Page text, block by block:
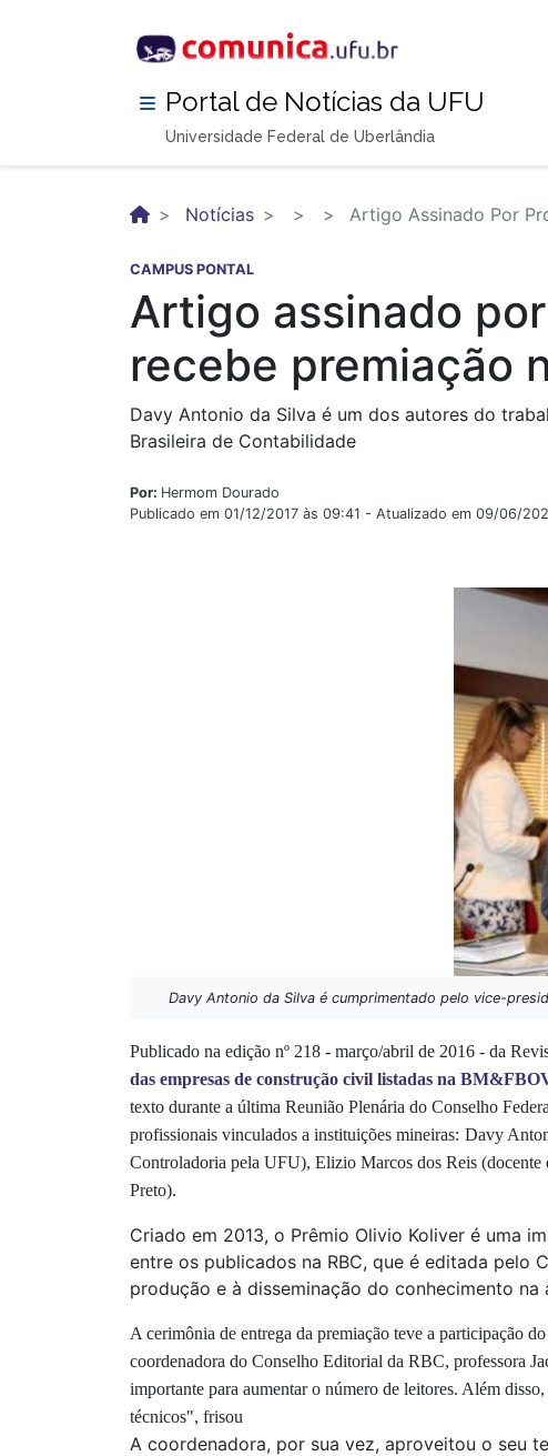
Portal de Notícias da UFU
Universidade Federal de Uberlândia
Notícias Artigo Assinado Por
CAMPUS PONTAL
Artigo assinado
recebe premiação
Davy Antonio da Silva é um dos autores do
Brasileira de Contabilidade
Por: Hermom Dourado
Publicado em 01/12/2017 às 09:41 - Atualizado em 09/06/
Davy Antonio da Silva é cumprimentado pelo vice-
Publicado na edição nº 218 - março/abril de 2016 - da
das empresas de construção civil listadas na
texto durante a última Reunião Plenária do Conselho
profissionais vinculados a instituições mineiras: Davy
Controladoria pela UFU), Elizio Marcos dos Reis (docente
Preto).
Criado em 2013, o Prêmio Olivio Koliver é uma
entre os publicados na RBC, que é editada pelo
produção e à disseminação do conhecimento na
A cerimônia de entrega da premiação teve a participação
coordenadora do Conselho Editorial da RBC, professora
importante para aumentar o número de leitores. Além
técnicos", frisou
A coordenadora, por sua vez, aproveitou o seu